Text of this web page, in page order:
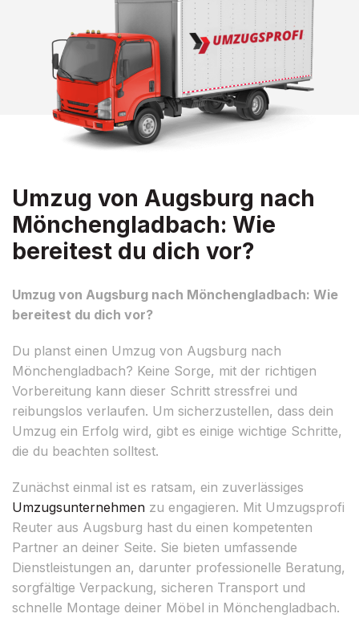
Umzug von Augsburg nach
Mönchengladbach: Wie
bereitest du dich vor?
Umzug von Augsburg nach Mönchengladbach: Wie
bereitest du dich vor?
Du planst einen Umzug von Augsburg nach
Mönchengladbach? Keine Sorge, mit der richtigen
Vorbereitung kann dieser Schritt stressfrei und
reibungslos verlaufen. Um sicherzustellen, dass dein
Umzug ein Erfolg wird, gibt es einige wichtige Schritte,
die du beachten solltest.
Zunächst einmal ist es ratsam, ein zuverlässiges
Umzugsunternehmen zu engagieren. Mit Umzugsprofi
Reuter aus Augsburg hast du einen kompetenten
Partner an deiner Seite. Sie bieten umfassende
Dienstleistungen an, darunter professionelle Beratung,
sorgfältige Verpackung, sicheren Transport und
schnelle Montage deiner Möbel in Mönchengladbach.